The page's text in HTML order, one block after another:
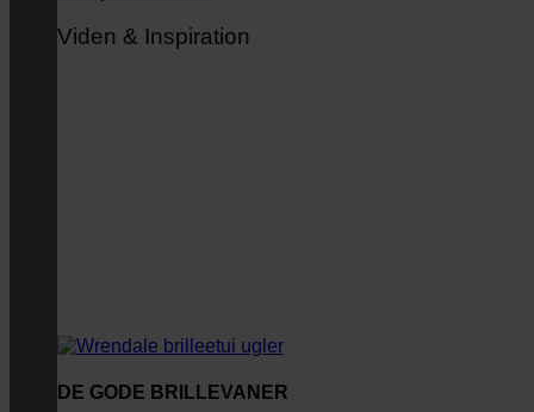
Viden & Inspiration
DE GODE BRILLEVANER